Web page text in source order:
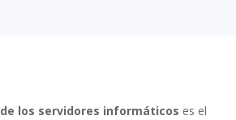
de los servidores informáticos es el